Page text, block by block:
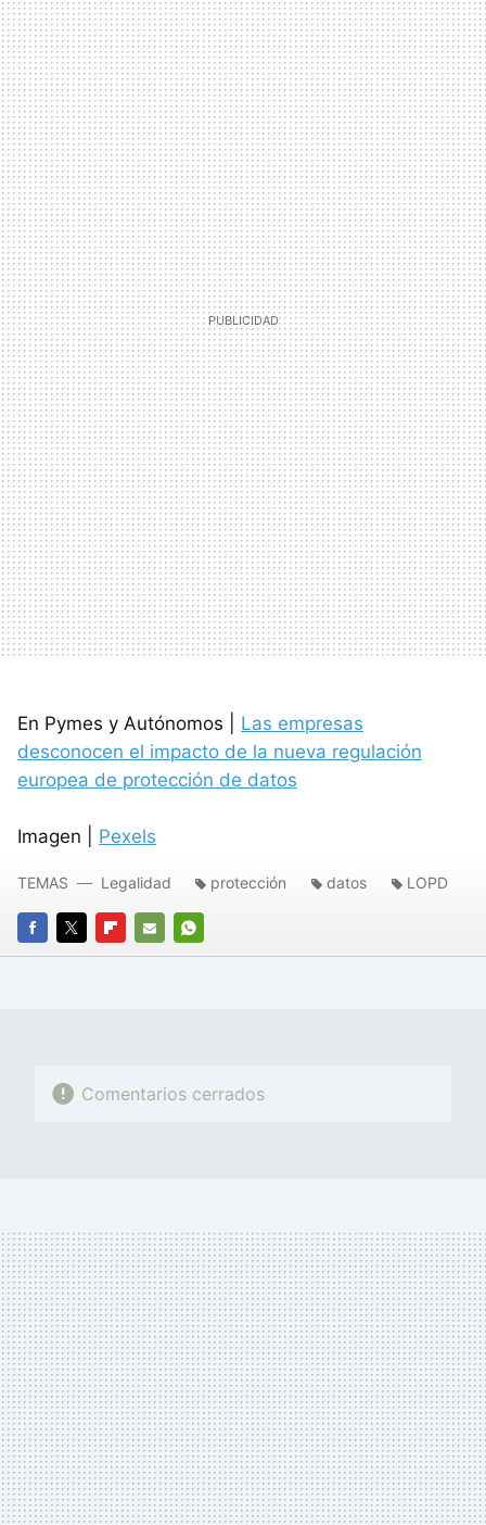
En Pymes y Autónomos | Las empresas
desconocen el impacto de la nueva regulación
europea de protección de datos
Imagen | Pexels
FACEBOOK
TWITTERFLIPBOARD
E-
WHATSAPP
TEMAS Legalidad protección datos LOPD
Comentarios cerrados